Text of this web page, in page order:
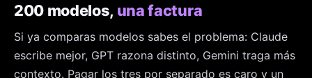
200 modelos, una factura
Si ya comparas modelos sabes el problema: Claude
escribe mejor, GPT razona distinto, Gemini traga más
contexto. Pagar los tres por separado es caro y un